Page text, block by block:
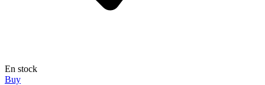
En stock
Buy